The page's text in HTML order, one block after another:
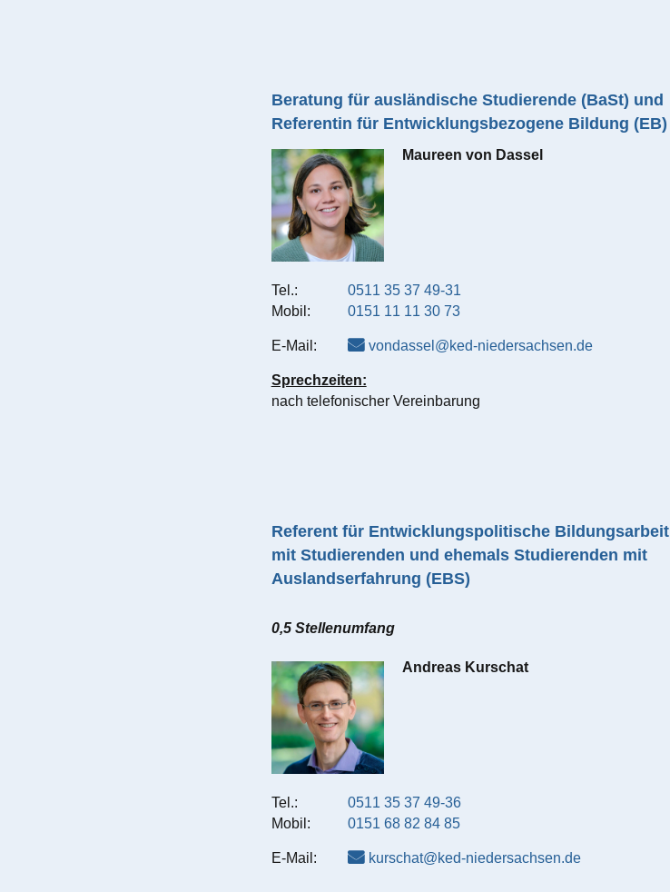
Beratung für ausländische Studierende (BaSt) und
Referentin für Entwicklungsbezogene Bildung (EB)
Maureen von Dassel
Tel.:
0511 35 37 49-31
Mobil:
0151 11 11 30 73
E-Mail: vondassel@ked-niedersachsen.de
Sprechzeiten:
nach telefonischer Vereinbarung
Referent für Entwicklungspolitische Bildungsarbeit
mit Studierenden und ehemals Studierenden mit
Auslandserfahrung (EBS)
0,5 Stellenumfang
Andreas Kurschat
Tel.:
0511 35 37 49-36
Mobil:
0151 68 82 84 85
E-Mail: kurschat@ked-niedersachsen.de